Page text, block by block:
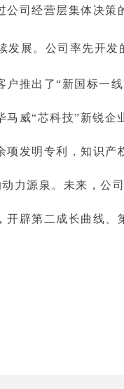
司经营层集体决
发展。公司率先开
户推出了“新国标一
威“芯科技”新锐
发明专利，知识产
力源泉。未来，公
辟第二成长曲线